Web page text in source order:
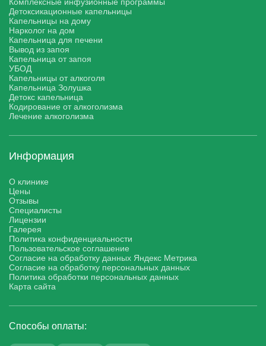
Детоксикационные капельницы
Капельницы на дому
Нарколог на дом
Капельница для печени
Вывод из запоя
Капельница от запоя
УБОД
Капельницы от алкоголя
Капельница Золушка
Детокс капельница
Кодирование от алкоголизма
Лечение алкоголизма
Информация
О клинике
Цены
Отзывы
Специалисты
Лицензии
Галерея
Политика конфиденциальности
Пользовательское соглашение
Согласие на обработку данных Яндекс Метрика
Согласие на обработку персональных данных
Политика обработки персональных данных
Карта сайта
Способы оплаты: